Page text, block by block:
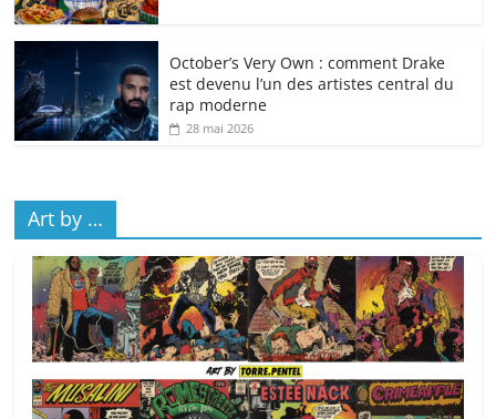
October’s Very Own : comment Drake
est devenu l’un des artistes central du
rap moderne
28 mai 2026
Art by …